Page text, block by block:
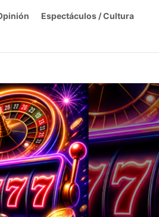
Espectáculos / Cultura